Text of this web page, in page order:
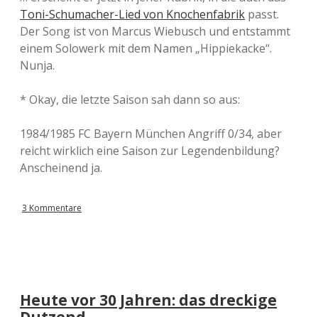
Toni-Schumacher-Lied von Knochenfabrik passt.
Der Song ist von Marcus Wiebusch und entstammt
einem Solowerk mit dem Namen „Hippiekacke“.
Nunja.
* Okay, die letzte Saison sah dann so aus:
1984/1985 FC Bayern München Angriff 0/34, aber
reicht wirklich eine Saison zur Legendenbildung?
Anscheinend ja.
3 Kommentare
Heute vor 30 Jahren: das dreckige